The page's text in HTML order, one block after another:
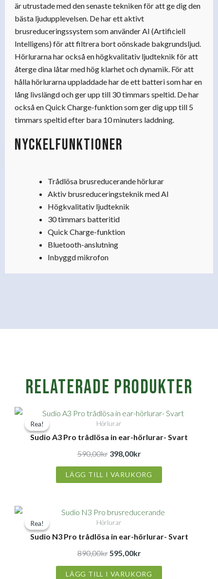
är utrustade med den senaste tekniken för att ge dig den
bästa ljudupplevelsen. De har ett aktivt
brusreduceringssystem som använder AI (Artificiell
Intelligens) för att filtrera bort oönskade bakgrundsljud.
Hörlurarna har också en högkvalitativ ljudteknik för att
återge dina låtar med hög klarhet och dynamik. För att
hålla hörlurarna uppladdade har de ett batteri som har en
lång livslängd och ger upp till 30 timmars speltid. De har
också en Quick Charge-funktion som ger dig upp till 5
timmars speltid efter bara 10 minuters laddning.
Nyckelfunktioner
Trådlösa brusreducerande hörlurar
Aktiv brusreduceringsteknik med AI
Högkvalitativ ljudteknik
30 timmars batteritid
Quick Charge-funktion
Bluetooth-anslutning
Inbyggd mikrofon
Relaterade produkter
Rea!
Rea! Hörlurar
Sudio A3 Pro trådlösa in ear-hörlurar- Svart
590,00kr
Det
ursprungliga
priset
var:
398,00kr
Det
priset
LÄGG TILL I VARUKORG
Rea!
Rea! Hörlurar
Sudio N3 Pro trådlösa in ear-hörlurar- Svart
890,00kr
Det
ursprungliga
priset
var:
595,00kr
Det
priset
LÄGG TILL I VARUKORG